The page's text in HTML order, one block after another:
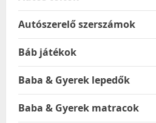
Autószerelő szerszámok
Báb játékok
Baba & Gyerek lepedők
Baba & Gyerek matracok